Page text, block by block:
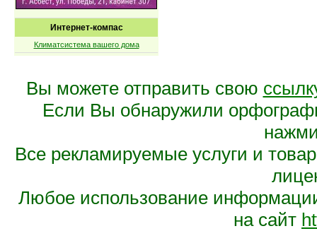
Интернет-компас
Климатсистема вашего дома
Вы можете отправить свою
Если Вы обнаружили
Все рекламируемые услуги и
Любое использование
на сайт